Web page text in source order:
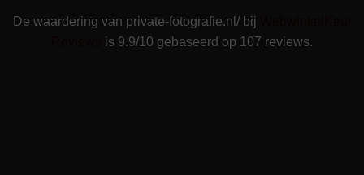
De waardering van private-fotografie.nl/ bij
is 9.9/10 gebaseerd op 107 reviews.